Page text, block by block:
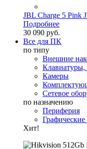
JBL Charge 5 Pink
Подробнее
30 090 руб.
Все для ПК
по типу
Внешние
Камеры
Сетевое
по назначению
Периферия
Хит!